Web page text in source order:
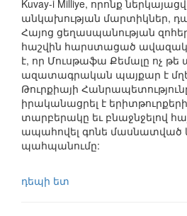
Kuvay-i Milliye, որոնք
անկախության մարտիկներ,
Հայոց ցեղասպանության
հաշվին հարստացած
է, որ Մուսթաֆա Քեմալը ոչ թե
ազատագրական պայքար է
Թուրքիայի
իրականացրել է
տարբերակը եւ բնաջնջելով
ապահովել գոնե մասնատված
պահպանումը:
դեպի ետ